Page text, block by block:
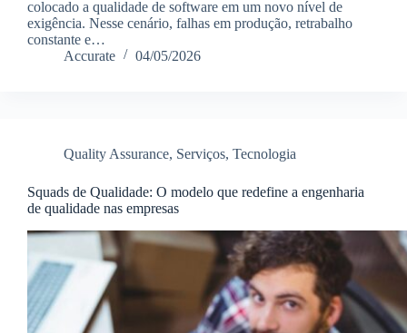
colocado a qualidade de software em um novo nível de
exigência. Nesse cenário, falhas em produção, retrabalho
constante e…
Accurate
04/05/2026
Quality Assurance, Serviços, Tecnologia
Squads de Qualidade: O modelo que redefine a engenharia
de qualidade nas empresas